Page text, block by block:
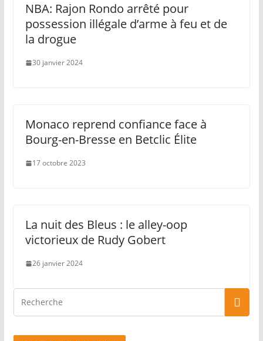
NBA: Rajon Rondo arrêté pour
possession illégale d’arme à feu et de
la drogue
30 janvier 2024
Monaco reprend confiance face à
Bourg-en-Bresse en Betclic Élite
17 octobre 2023
La nuit des Bleus : le alley-oop
victorieux de Rudy Gobert
26 janvier 2024